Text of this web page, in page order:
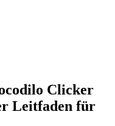
Clicker
Leitfaden für